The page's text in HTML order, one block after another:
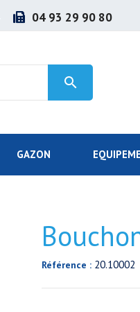
04 93 29 90 80

GAZON
Référence : 20.10002